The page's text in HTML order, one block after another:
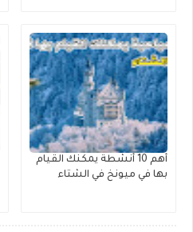
أهم 10 أنشطة يمكنك القيام
بها في ميونخ في الشتاء